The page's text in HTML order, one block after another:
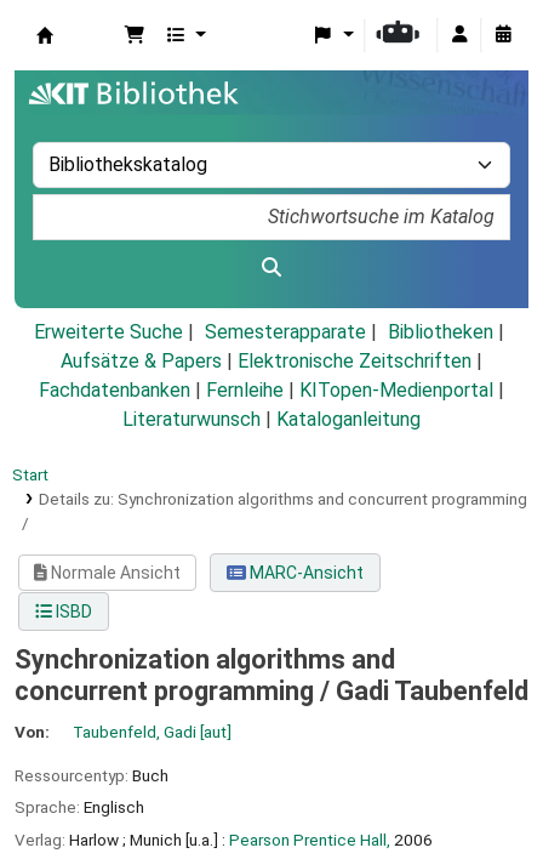
Erweiterte Suche Semesterapparate
Bibliotheken
Aufsätze & Papers
Elektronische Zeitschriften
Fachdatenbanken
Fernleihe KITopen-Medienportal
Literaturwunsch
Kataloganleitung
Start
Details zu: Synchronization algorithms and concurrent programming
/
Normale Ansicht
MARC-Ansicht
ISBD
Synchronization algorithms and
concurrent programming / Gadi Taubenfeld
Von: Taubenfeld, Gadi[aut]
Ressourcentyp: Buch
Sprache: Englisch
Verlag: Harlow ; Munich [u.a.] : Pearson Prentice Hall, 2006